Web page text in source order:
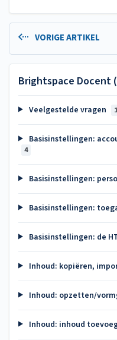
VORIGE ARTIKEL
Brightspace Docent
Veelgestelde vragen
Basisinstellingen:
4
Basisinstellingen:
Basisinstellingen:
Basisinstellingen: de
Inhoud: kopiëren,
Inhoud: opzetten/
Inhoud: inhoud